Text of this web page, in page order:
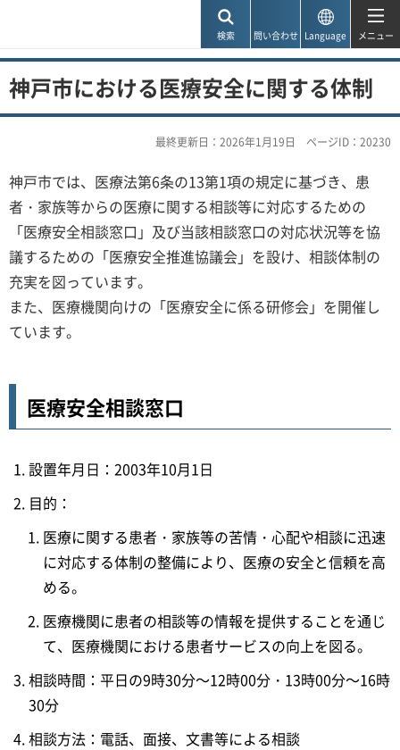
検索 問い合わせ Language メニュー
神戸市における医療安全に関する体制
最終更新日：2026年1月19日 ページID：20230
神戸市では、医療法第6条の13第1項の規定に基づき、患
者・家族等からの医療に関する相談等に対応するための
「医療安全相談窓口」及び当該相談窓口の対応状況等を協
議するための「医療安全推進協議会」を設け、相談体制の
充実を図っています。
また、医療機関向けの「医療安全に係る研修会」を開催し
ています。
医療安全相談窓口
設置年月日：2003年10月1日
目的：
医療に関する患者・家族等の苦情・心配や相談に迅速
に対応する体制の整備により、医療の安全と信頼を高
める。
医療機関に患者の相談等の情報を提供することを通じ
て、医療機関における患者サービスの向上を図る。
相談時間：平日の9時30分～12時00分・13時00分～16時
30分
相談方法：電話、面接、文書等による相談